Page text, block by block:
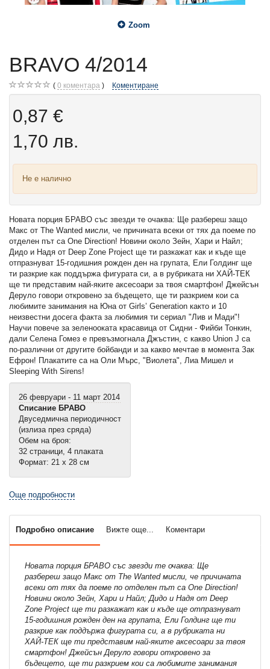
Zoom
BRAVO 4/2014
0 коментара Коментиране
0,87 €
1,70 лв.
Не е налично
Новата порция БРАВО със звезди те очаква: Ще разбереш защо
Макс от The Wanted мисли, че причината всеки от тях да поеме по
отделен път са One Direction! Новини около Зейн, Хари и Найл;
Дидо и Надя от Deep Zone Project ще ти разкажат как и къде ще
отпразнуват 15-годишния рожден ден на групата, Ели Голдинг ще
ти разкрие как поддържа фигурата си, а в рубриката ни ХАЙ-ТЕК
ще ти представим най-яките аксесоари за твоя смартфон! Джейсън
Деруло говори откровено за бъдещето, ще ти разкрием кои са
любимите занимания на Юна от Girls’ Generation както и 10
неизвестни досега факта за любимия ти сериал "Лив и Мади"!
Научи повече за зеленооката красавица от Сидни - Фийби Тонкин,
дали Селена Гомез е превъзмогнала Джъстин, с какво Union J са
по-различни от другите бойбанди и за какво мечтае в момента Зак
Ефрон! Плакатите са на Оли Мърс, "Виолета", Лиа Мишел и
Sleeping With Sirens!
26 февруари - 11 март 2014
Списание БРАВО
Двуседмична периодичност
(излиза през сряда)
Обем на броя:
32 страници, 4 плаката
Формат: 21 х 28 см
Още подробности
Подробно описание Вижте още... Коментари
Новата порция БРАВО със звезди те очаква: Ще
разбереш защо Макс от The Wanted мисли, че причината
всеки от тях да поеме по отделен път са One Direction!
Новини около Зейн, Хари и Найл; Дидо и Надя от Deep
Zone Project ще ти разкажат как и къде ще отпразнуват
15-годишния рожден ден на групата, Ели Голдинг ще ти
разкрие как поддържа фигурата си, а в рубриката ни
ХАЙ-ТЕК ще ти представим най-яките аксесоари за твоя
смартфон! Джейсън Деруло говори откровено за
бъдещето, ще ти разкрием кои са любимите занимания